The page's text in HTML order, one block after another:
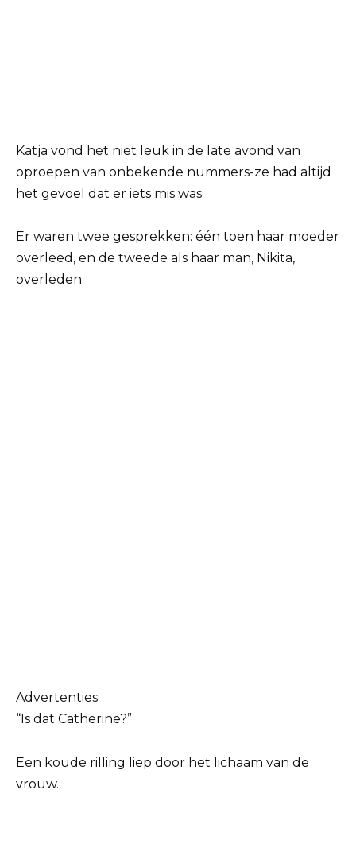
Katja vond het niet leuk in de late avond van
oproepen van onbekende nummers-ze had altijd
het gevoel dat er iets mis was.
Er waren twee gesprekken: één toen haar moeder
overleed, en de tweede als haar man, Nikita,
overleden.
Advertenties
“Is dat Catherine?”
Een koude rilling liep door het lichaam van de
vrouw.